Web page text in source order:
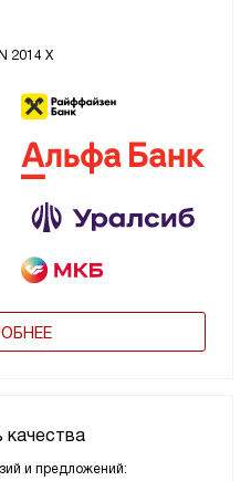
2014 X
качества
и предложений: